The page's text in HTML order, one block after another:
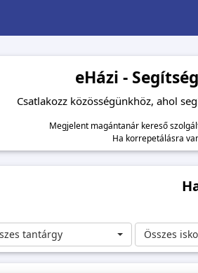
eHázi -
Csatlakozz közösségünkhöz, ahol
Megjelent magántanár kereső
Ha korrepetálásra
tantárgy Összes